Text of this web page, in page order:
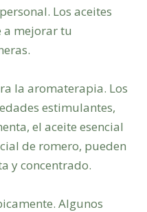
Los aceites
a mejorar tu
la aromaterapia. Los
estimulantes,
el aceite esencial
de romero, pueden
y concentrado.
Algunos